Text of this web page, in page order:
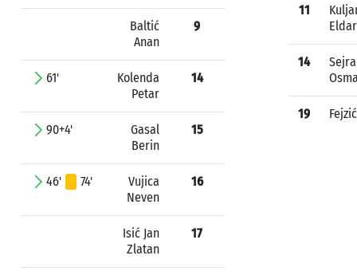
Baltić
Anan
9
61'
Kolenda
Petar
14
90+4'
Gasal
Berin
15
46' 74'
Vujica
Neven
16
Isić Jan
Zlatan
17
11
Eldar
14
19